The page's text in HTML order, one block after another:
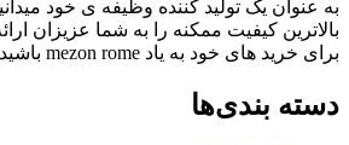
به عنوان یک تولید کننده وظیفه ی خود
بالاترین کیفیت ممکنه را به شما عزیزان
برای خرید های خود به یاد mezon rome باشید
دسته بندی‌ها